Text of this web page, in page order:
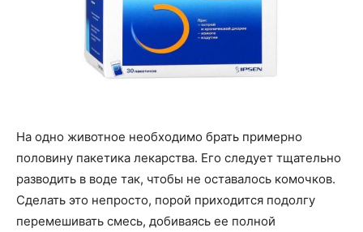
На одно животное необходимо брать примерно
половину пакетика лекарства. Его следует тщательно
разводить в воде так, чтобы не оставалось комочков.
Сделать это непросто, порой приходится подолгу
перемешивать смесь, добиваясь ее полной